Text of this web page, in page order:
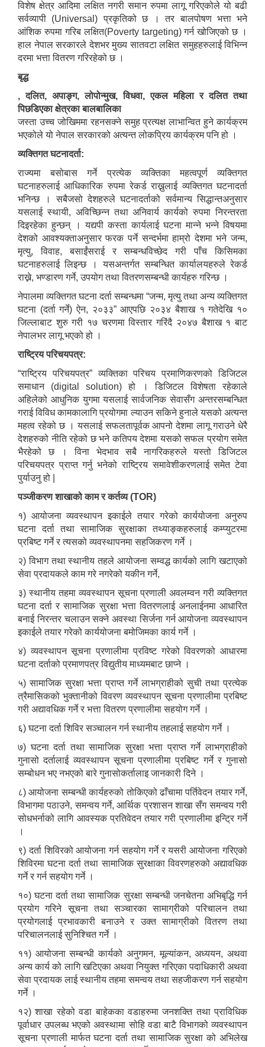
विशेष क्षेत्र आदिमा लक्षित नगरी समान रुपमा लागू गरिएकोले यो बढी
सर्वव्यापी (Universal) प्रकृतिको छ । तर बालपोषण भत्ता भने
आंशिक रुपमा गरिब लक्षित(Poverty targeting) गर्न खोजिएको छ ।
हाल नेपाल सरकारले देशभर मुख्य सातवटा लक्षित समुहहरुलाई विभिन्न
दरमा भत्ता वितरण गरिरहेको छ ।
बृद्ध
, दलित, अपाङ्ग, लोपोन्मुख, विधवा, एकल महिला र दलित तथा
पिछडिएका क्षेत्रका बालबालिका
जस्ता उच्च जोखिममा रहनसक्ने समुह प्रत्यक्ष लाभान्वित हुने कार्यक्रम
भएकोले यो नेपाल सरकारको अत्यन्त लोकप्रिय कार्यक्रम पनि हो ।
व्यक्तिगत घटनादर्ता:
राज्यमा बसोबास गर्ने प्रत्येक व्यक्तिका महत्वपूर्ण व्यक्तिगत
घटनाहरुलाई आधिकारिक रुपमा रेकर्ड राख्नुलाई व्यक्तिगत घटनादर्ता
भनिन्छ । सबैजसो देशहरुले घटनादर्ताको सर्वमान्य सिद्धान्तअनुसार
यसलाई स्थायी, अविच्छिन्न तथा अनिवार्य कार्यको रुपमा निरन्तरता
दिइरहेका हुन्छन् । यद्यपी कस्ता कार्यलाई घटना मान्ने भन्ने विषयमा
देशको आवश्यक्ताअनुसार फरक पर्ने सन्दर्भमा हाम्रो देशमा भने जन्म,
मृत्यु, विवाह, बसाईंसराई र सम्बन्धविच्छेद गरी पाँच किसिमका
घटनाहरुलाई लिइन्छ । यसअन्तर्गत सम्बन्धित कार्यालयहरुले रेकर्ड
राख्ने, भण्डारण गर्ने, उपयोग तथा वितरणसम्बन्धी कार्यहरु गरिन्छ ।
नेपालमा व्यक्तिगत घटना दर्ता सम्बन्धमा “जन्म, मृत्यु तथा अन्य व्यक्तिगत
घटना (दर्ता गर्ने) ऐन, २०३३” आएपछि २०३४ बैशाख १ गतेदेखि १०
जिल्लाबाट शुरु गरी १७ चरणमा विस्तार गरिंदै २०४७ बैशाख १ बाट
नेपालभर लागू भएको हो ।
राष्ट्रिय परिचयपत्र:
“राष्ट्रिय परिचयपत्र” व्यक्तिका परिचय प्रमाणिकरणको डिजिटल
समाधान (digital solution) हो । डिजिटल विशेषता रहेकाले
अहिलेको आधुनिक युगमा यसलाई सार्वजनिक सेवासँग अन्तरसम्बन्धित
गराई विविध कामकालागि प्रयोगमा ल्याउन सकिने हुनाले यसको अत्यन्त
महत्व रहेको छ । यसलाई सफलतापूर्वक आपनो देशमा लागू गराउने धेरै
देशहरुको नीति रहेको छ भने कतिपय देशमा यसको सफल प्रयोग समेत
भैरहेको छ । विना भेदभाव सबै नागरिकहरुले यस्तो डिजिटल
परिचयपत्र प्राप्त गर्नु भनेको राष्ट्रिय समावेशीकरणलाई समेत टेवा
पुर्याउनु हो |
पञ्जीकरण शाखाको काम र कर्तव्य (TOR)
१) आयोजना व्यवस्थापन इकाईले तयार गरेको कार्ययोजना अनुरुप
घटना दर्ता तथा सामाजिक सुरक्षाका तथ्याङ्कहरुलाई कम्प्युटरमा
प्रबिष्ट गर्ने र त्यसको व्यवस्थापनमा सहजिकरण गर्ने ।
२) विभाग तथा स्थानीय तहले आयोजना सम्वद्ध कार्यको लागि खटाएको
सेवा प्रदायकले काम गरे नगरेको यकीन गर्ने,
३) स्थानीय तहमा व्यवस्थापन सूचना प्रणाली अवलम्वन गरी व्यक्तिगत
घटना दर्ता र सामाजिक सुरक्षा भत्ता वितरणलाई अनलाईनमा आधारित
बनाई निरन्तर चलाउन सक्ने अवस्था सिर्जना गर्न आयोजना व्यवस्थापन
इकाईले तयार गरेको कार्ययोजना बमोजिमका कार्य गर्ने ।
४) व्यवस्थापन सूचना प्रणालीमा प्रविष्ट गरेको विवरणको आधारमा
घटना दर्ताको प्रमाणपत्र विद्युतीय माध्यमबाट छाप्ने ।
५) सामाजिक सुरक्षा भत्ता प्राप्त गर्ने लाभग्राहीको सुची तथा प्रत्येक
त्रैमासिकको भुक्तानीको विवरण व्यवस्थापन सूचना प्रणालीमा प्रबिष्ट
गरी अद्यावधिक गर्ने र भत्ता वितरण प्रणालीमा सहयोग गर्ने ।
६) घटना दर्ता शिविर सञ्चालन गर्न स्थानीय तहलाई सहयोग गर्ने ।
७) घटना दर्ता तथा सामाजिक सुरक्षा भत्ता प्राप्त गर्ने लाभग्राहीको
गुनासो दर्तालाई व्यवस्थापन सूचना प्रणालीमा प्रबिष्ट गर्ने र गुनासो
सम्बोधन भए नभएको बारे गुनासोकर्तालाइ जानकारी दिने ।
८) आयोजना सम्बन्धी कार्यहरुको तोकिएको ढाँचामा पर्तिवेदन तयार गर्ने,
विभागमा पठाउने, समन्वय गर्ने, आर्थिक प्रशासन शाखा सँग समन्वय गरी
सोधभर्नाको लागि आवस्यक प्रतिवेदन तयार गरी प्रणालीमा इन्ट्रि गर्ने
।
९) दर्ता शिविरको आयोजना गर्न सहयोग गर्ने र यसरी आयोजना गरिएको
शिविरमा घटना दर्ता तथा सामाजिक सुरक्षाका विवरणहरुको अद्यावधिक
गर्ने र गर्न सहयोग गर्ने ।
१०) घटना दर्ता तथा सामाजिक सुरक्षा सम्बन्धी जनचेतना अभिबृद्धि गर्न
प्रयोग गरिने सूचना तथा सञ्चारका सामाग्रीको परिचालन तथा
प्रयोगलाई प्रभावकारी बनाउने र उक्त सामाग्रीको वितरण तथा
परिचालनलाई सुनिश्चित गर्ने ।
११) आयोजना सम्बन्धी कार्यको अनुगमन, मूल्यांकन, अध्ययन, अथवा
अन्य कार्य को लागि खटिएका अथवा नियुक्त गरिएका पदाधिकारी अथवा
सेवा प्रदायक लाई स्थानीय तहमा समन्वय तथा सहजीकरण गर्न सहयोग
गर्ने ।
१२) शाखा रहेको वडा बाहेकका वडाहरुमा जनशक्ति तथा प्राविधिक
पूर्वाधार उपलब्ध भएको अवस्थामा सोहि वडा बाटै विभागको व्यवस्थापन
सूचना प्रणाली मार्फत घटना दर्ता तथा सामाजिक सुरक्षा को अभिलेख